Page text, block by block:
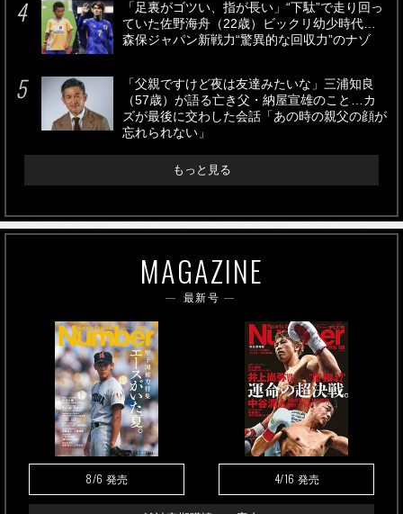
「足裏がゴツい、指が長い」“下駄”で走り回っ
ていた佐野海舟（22歳）ビックリ幼少時代…
森保ジャパン新戦力“驚異的な回収力”のナゾ
「父親ですけど夜は友達みたいな」三浦知良
（57歳）が語る亡き父・納屋宣雄のこと…カ
ズが最後に交わした会話「あの時の親父の顔が
忘れられない」
もっと見る
MAGAZINE
最新号
8/6 発売 4/16 発売